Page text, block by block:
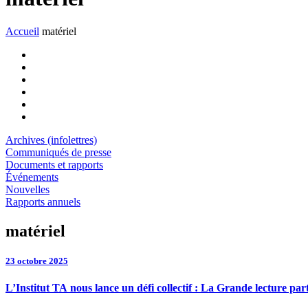
Accueil matériel
Archives (infolettres)
Communiqués de presse
Documents et rapports
Événements
Nouvelles
Rapports annuels
matériel
23 octobre 2025
L’Institut TA nous lance un défi collectif : La Grande lecture